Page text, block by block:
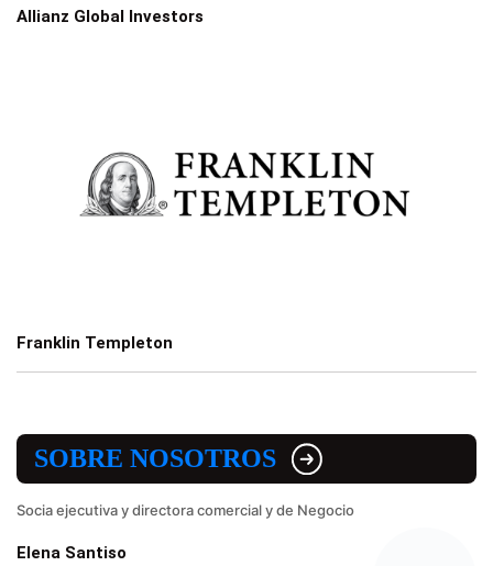
Allianz Global Investors
Franklin Templeton
SOBRE NOSOTROS
Socia ejecutiva y directora comercial y de Negocio
Elena Santiso